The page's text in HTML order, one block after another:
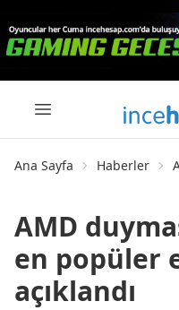
Ana Sayfa Haberler
AMD
en popüler
açıklandı